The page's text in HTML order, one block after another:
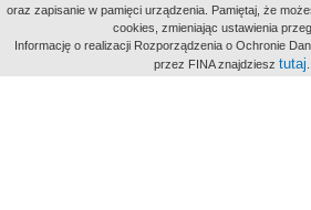
oraz zapisanie w pamięci urządzenia. Pamiętaj, że
cookies, zmieniając ustawienia
Informację o realizacji Rozporządzenia o Ochronie
przez FINA znajdziesz tutaj
Wydawcą Internetowego Polskiego Słownika
Narodowa - Instytut
All Rights Reserved 2014-2026Filmoteka
Polityka prywatności